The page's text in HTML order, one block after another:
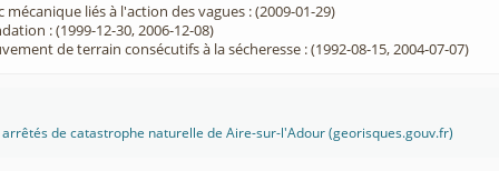
liés à l'action des vagues : (2009-01-29)
: (1999-12-30, 2006-12-08)
de terrain consécutifs à la sécheresse : (1992-08-15, 2004-07-07)
de catastrophe naturelle de Aire-sur-l'Adour (georisques.gouv.fr)